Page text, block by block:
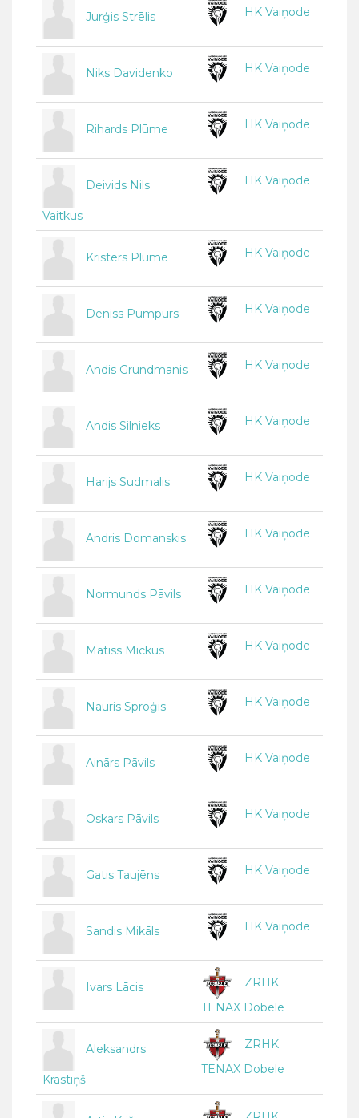
Jurģis Strēlis HK Vaiņode
Niks Davidenko HK Vaiņode
Rihards Plūme HK Vaiņode
Deivids Nils
Vaitkus
HK Vaiņode
Kristers Plūme HK Vaiņode
Deniss Pumpurs HK Vaiņode
Andis Grundmanis HK Vaiņode
Andis Silnieks HK Vaiņode
Harijs Sudmalis HK Vaiņode
Andris Domanskis HK Vaiņode
Normunds Pāvils HK Vaiņode
Matīss Mickus HK Vaiņode
Nauris Sproģis HK Vaiņode
Ainārs Pāvils HK Vaiņode
Oskars Pāvils HK Vaiņode
Gatis Taujēns HK Vaiņode
Sandis Mikāls HK Vaiņode
Ivars Lācis
ZRHK
TENAX Dobele
Aleksandrs
Krastiņš
ZRHK
TENAX Dobele